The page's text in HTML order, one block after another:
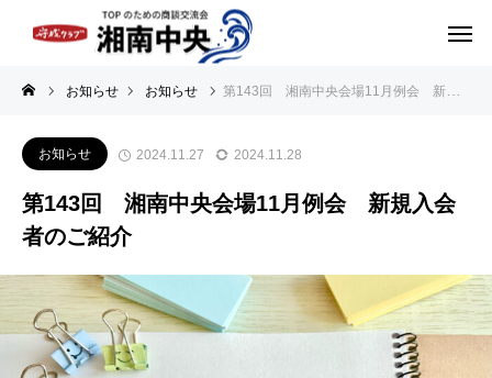
お知らせ お知らせ 第143回 湘南中央会場11月例会 新規入会者のご紹介
お知らせ 2024.11.27 2024.11.28
第143回 湘南中央会場11月例会 新規入会
者のご紹介